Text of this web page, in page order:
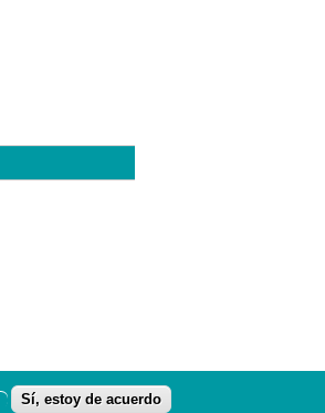
Sí, estoy de acuerdo